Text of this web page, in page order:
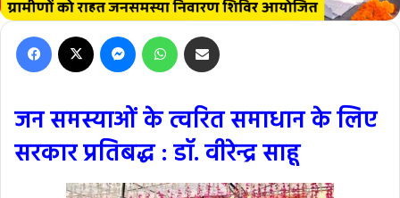
Facebook Messenger WhatsApp
जन समस्याओं के त्वरित समाधान के लिए
सरकार प्रतिबद्ध : डॉ. वीरेन्द्र साहू